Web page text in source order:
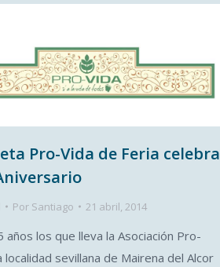
Pro-Vida de Feria celebra
Por Santiago 21 abril, 2014
años los que lleva la Asociación Pro-
localidad sevillana de Mairena del Alcor